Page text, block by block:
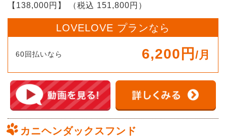
【138,000円】
（税込 151,800円）
LOVELOVE プランなら
60回払いなら 6,200円 /月
カニヘンダックスフンド